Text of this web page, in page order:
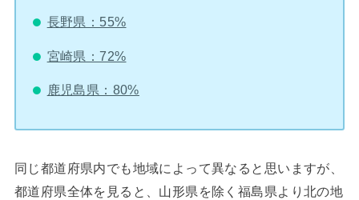
長野県：55%
宮崎県：72%
鹿児島県：80%
同じ都道府県内でも地域によって異なると思いますが、
都道府県全体を見ると、山形県を除く福島県より北の地